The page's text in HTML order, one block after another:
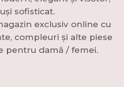
sofisticat.
exclusiv online cu
compleuri și alte piese
pentru damă / femei.